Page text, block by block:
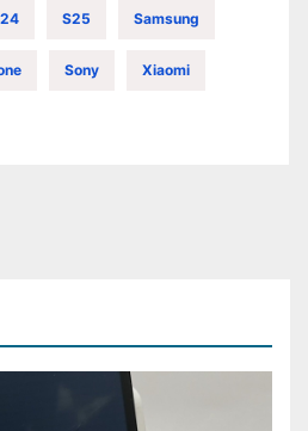
S25 Samsung
Sony Xiaomi